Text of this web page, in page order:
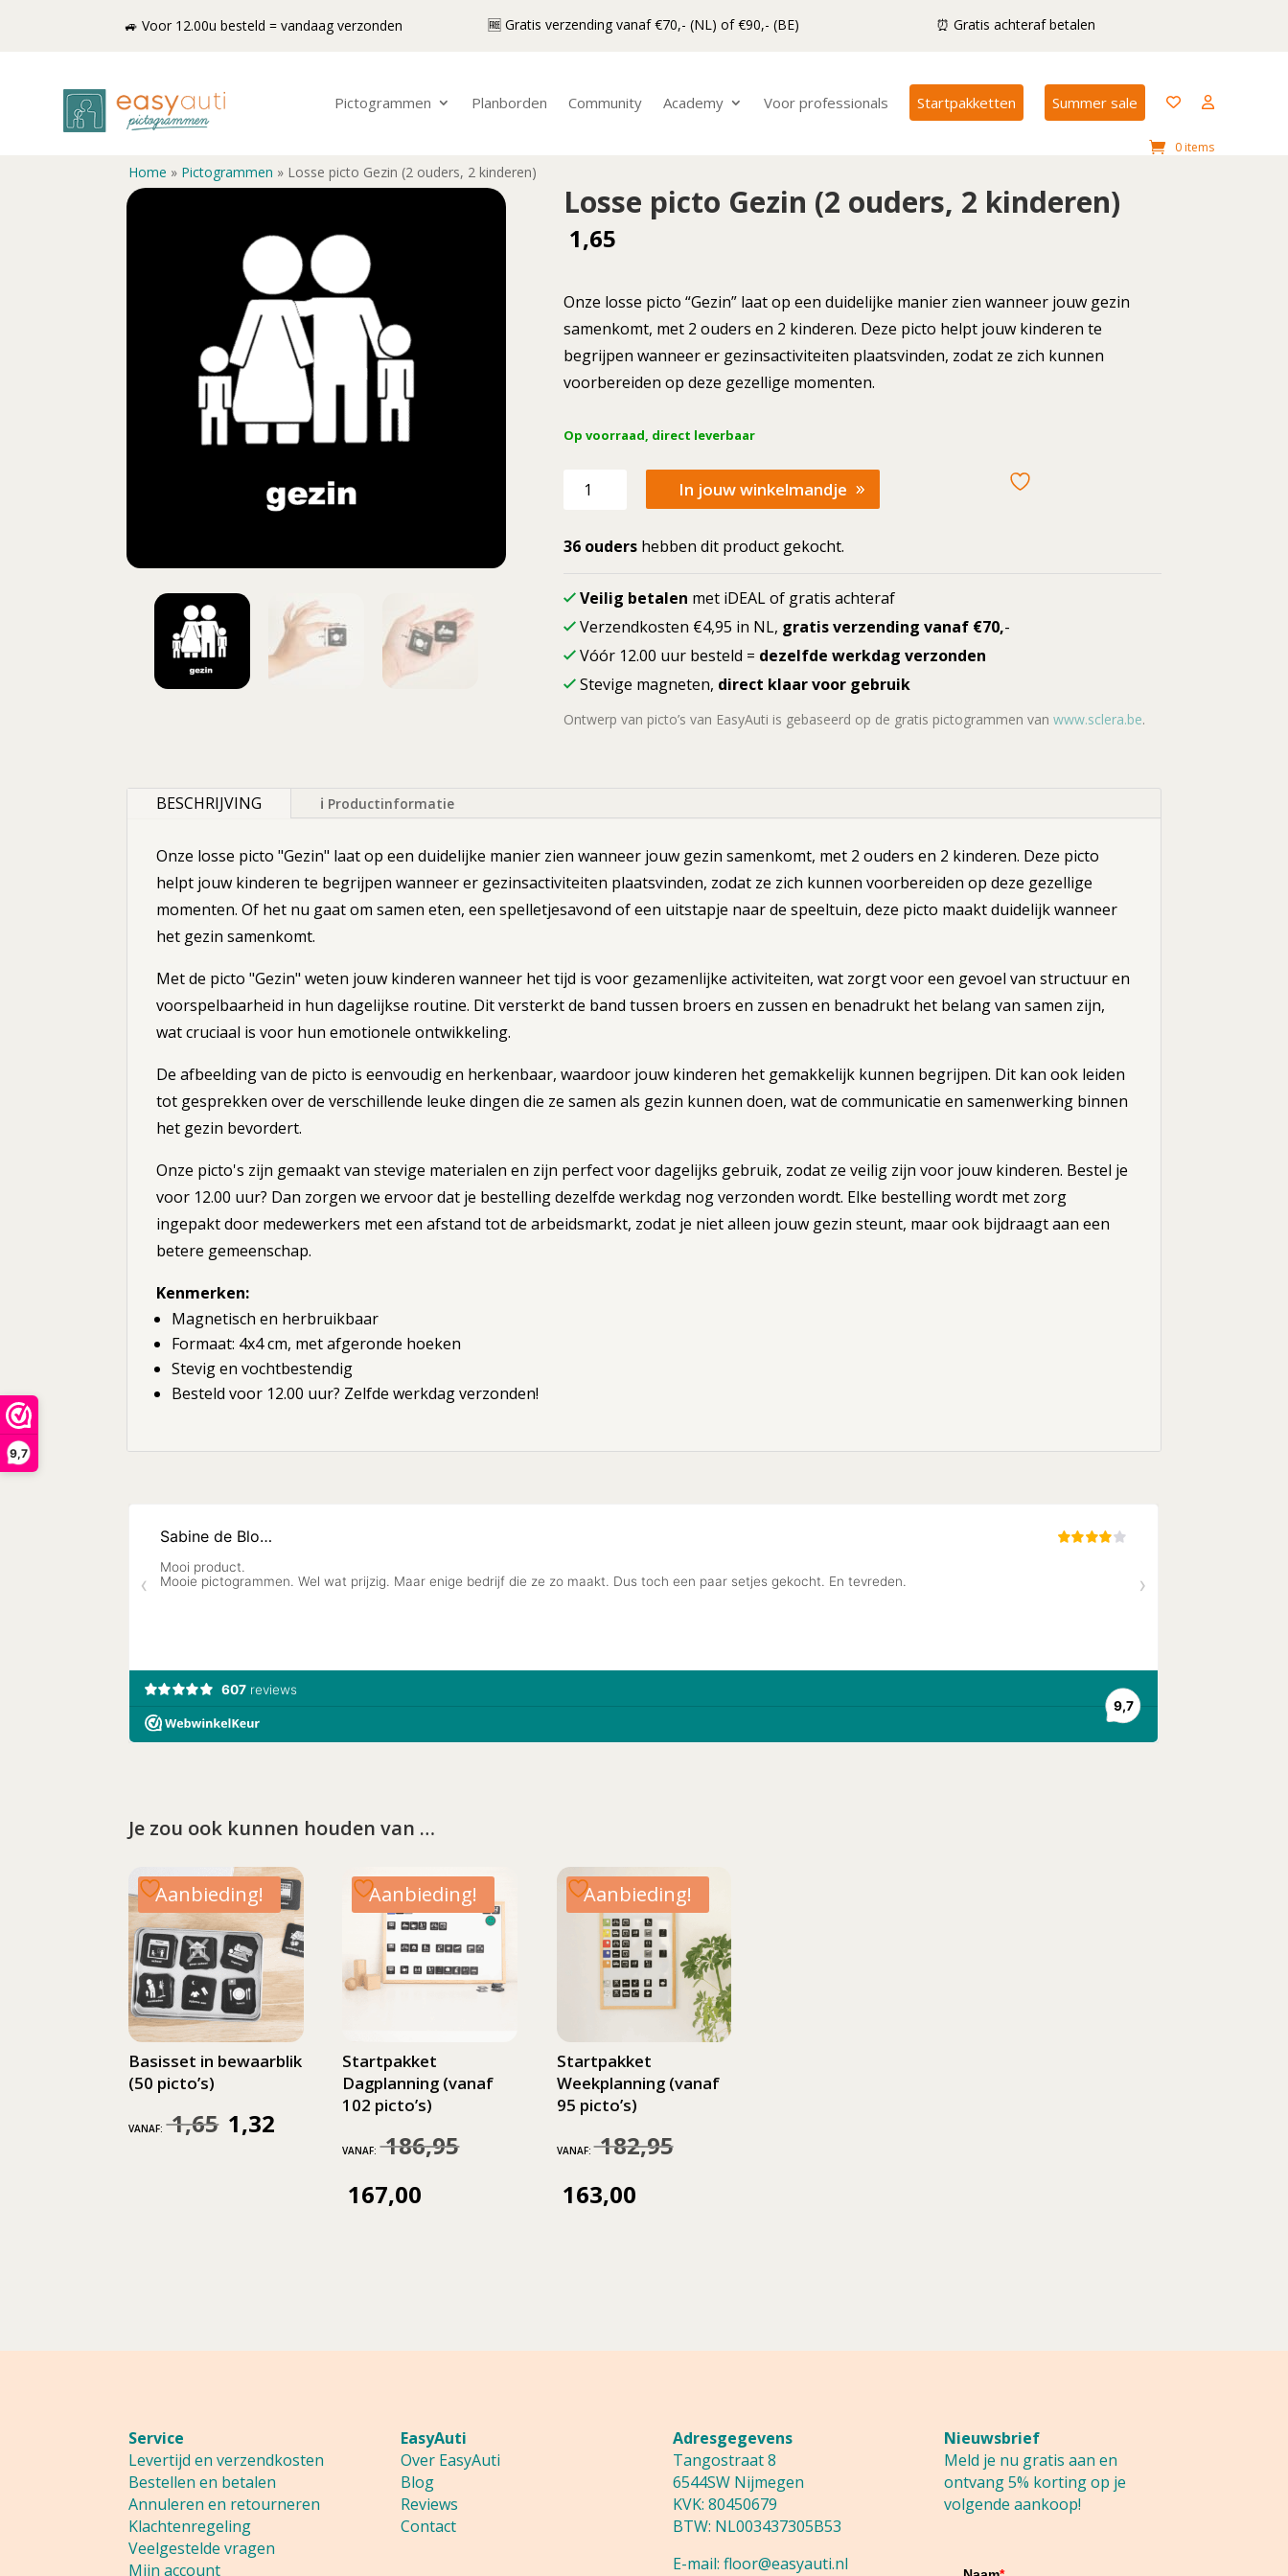
9,7
🚙 Voor 12.00u besteld = vandaag verzonden 🆓 Gratis verzending vanaf €70,- (NL) of €90,- (BE) ⏰ Gratis achteraf betalen
Pictogrammen Planborden Community Academy Voor professionals Startpakketten Summer sale
0 items
Home » Pictogrammen » Losse picto Gezin (2 ouders, 2 kinderen)
Losse picto Gezin (2 ouders, 2 kinderen)
1,65
Onze losse picto “Gezin” laat op een duidelijke manier zien wanneer jouw gezin
samenkomt, met 2 ouders en 2 kinderen. Deze picto helpt jouw kinderen te
begrijpen wanneer er gezinsactiviteiten plaatsvinden, zodat ze zich kunnen
voorbereiden op deze gezellige momenten.
Op voorraad, direct leverbaar
picto
(2
kinderen)
aantal
In jouw winkelmandje
36 oudershebben dit product gekocht.
Veilig betalen met iDEAL of gratis achteraf
Verzendkosten €4,95 in NL, gratis verzending vanaf €70,-
Vóór 12.00 uur besteld = dezelfde werkdag verzonden
Stevige magneten, direct klaar voor gebruik
Ontwerp van picto’s van EasyAuti is gebaseerd op de gratis pictogrammen van www.sclera.be.
BESCHRIJVING ℹ Productinformatie
Onze losse picto "Gezin" laat op een duidelijke manier zien wanneer jouw gezin samenkomt, met 2 ouders en 2 kinderen. Deze picto
helpt jouw kinderen te begrijpen wanneer er gezinsactiviteiten plaatsvinden, zodat ze zich kunnen voorbereiden op deze gezellige
momenten. Of het nu gaat om samen eten, een spelletjesavond of een uitstapje naar de speeltuin, deze picto maakt duidelijk wanneer
het gezin samenkomt.
Met de picto "Gezin" weten jouw kinderen wanneer het tijd is voor gezamenlijke activiteiten, wat zorgt voor een gevoel van structuur en
voorspelbaarheid in hun dagelijkse routine. Dit versterkt de band tussen broers en zussen en benadrukt het belang van samen zijn,
wat cruciaal is voor hun emotionele ontwikkeling.
De afbeelding van de picto is eenvoudig en herkenbaar, waardoor jouw kinderen het gemakkelijk kunnen begrijpen. Dit kan ook leiden
tot gesprekken over de verschillende leuke dingen die ze samen als gezin kunnen doen, wat de communicatie en samenwerking binnen
het gezin bevordert.
Onze picto's zijn gemaakt van stevige materialen en zijn perfect voor dagelijks gebruik, zodat ze veilig zijn voor jouw kinderen. Bestel je
voor 12.00 uur? Dan zorgen we ervoor dat je bestelling dezelfde werkdag nog verzonden wordt. Elke bestelling wordt met zorg
ingepakt door medewerkers met een afstand tot de arbeidsmarkt, zodat je niet alleen jouw gezin steunt, maar ook bijdraagt aan een
betere gemeenschap.
Kenmerken:
Magnetisch en herbruikbaar
Formaat: 4x4 cm, met afgeronde hoeken
Stevig en vochtbestendig
Besteld voor 12.00 uur? Zelfde werkdag verzonden!
Je zou ook kunnen houden van …
Aanbieding!
Basisset in bewaarblik
(50 picto’s)
VANAF:1,65 Oorspronkelijke
1,32
Aanbieding!
Startpakket
Dagplanning (vanaf
102 picto’s)
VANAF:186,95Oorspronkelijke
167,00
Aanbieding!
Startpakket
Weekplanning (vanaf
95 picto’s)
VANAF:182,95Oorspronkelijke
163,00Huidige
Service
Levertijd en verzendkosten
Bestellen en betalen
Annuleren en retourneren
Klachtenregeling
Veelgestelde vragen
Mijn account
EasyAuti
Over EasyAuti
Blog
Reviews
Contact
Adresgegevens
Tangostraat 8
6544SW Nijmegen
KVK: 80450679
BTW: NL003437305B53
E-mail: floor@easyauti.nl
Nieuwsbrief
Meld je nu gratis aan en
ontvang 5% korting op je
volgende aankoop!